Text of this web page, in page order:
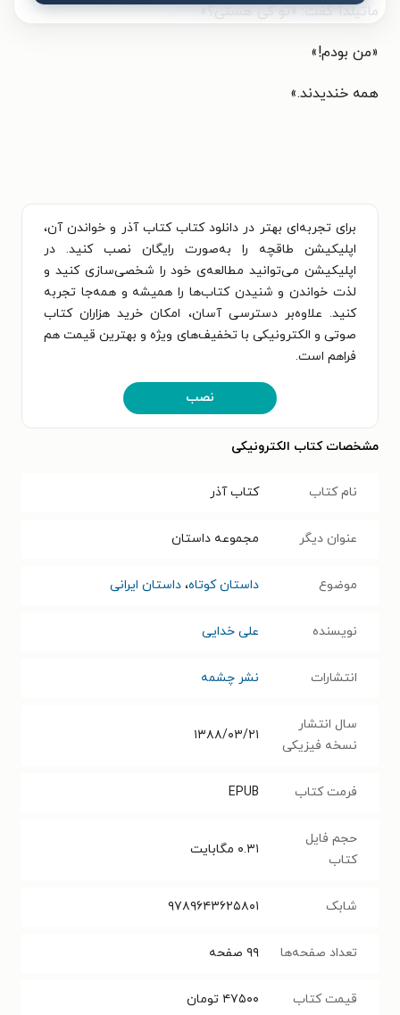
ماتیلدا گفت: «تو کی هستی؟»
«من بودم!»
همه خندیدند.»
برای تجربه‌ای بهتر در دانلود کتاب کتاب آذر و خواندن آن،
اپلیکیشن طاقچه را به‌صورت رایگان نصب کنید. در
اپلیکیشن می‌توانید مطالعه‌ی خود را شخصی‌سازی کنید و
لذت خواندن و شنیدن کتاب‌ها را همیشه و همه‌جا تجربه
کنید. علاوه‌بر دسترسی آسان، امکان خرید هزاران کتاب
صوتی و الکترونیکی با تخفیف‌های ویژه و بهترین قیمت هم
فراهم است.
نصب
مشخصات کتاب الکترونیکی
نام کتاب کتاب آذر
عنوان دیگر مجموعه داستان
موضوع داستان کوتاه، داستان ایرانی
نویسنده علی خدایی
انتشارات نشر چشمه
سال انتشار
نسخه فیزیکی
۱۳۸۸/۰۳/۲۱
فرمت کتاب EPUB
حجم فایل
کتاب
۰.۳۱ مگابایت
شابک ۹۷۸۹۶۴۳۶۲۵۸۰۱
تعداد صفحه‌ها ۹۹ صفحه
قیمت کتاب ۴۷۵۰۰ تومان